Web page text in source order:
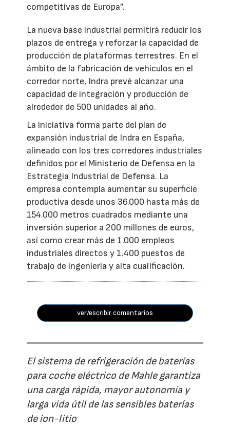
competitivas de Europa”.
La nueva base industrial permitirá reducir los
plazos de entrega y reforzar la capacidad de
producción de plataformas terrestres. En el
ámbito de la fabricación de vehículos en el
corredor norte, Indra prevé alcanzar una
capacidad de integración y producción de
alrededor de 500 unidades al año.
La iniciativa forma parte del plan de
expansión industrial de Indra en España,
alineado con los tres corredores industriales
definidos por el Ministerio de Defensa en la
Estrategia Industrial de Defensa. La
empresa contempla aumentar su superficie
productiva desde unos 36.000 hasta más de
154.000 metros cuadrados mediante una
inversión superior a 200 millones de euros,
así como crear más de 1.000 empleos
industriales directos y 1.400 puestos de
trabajo de ingeniería y alta cualificación.
ver/escribir comentarios
El sistema de refrigeración de baterías
para coche eléctrico de Mahle garantiza
una carga rápida, mayor autonomía y
larga vida útil de las sensibles baterías
de ion-litio